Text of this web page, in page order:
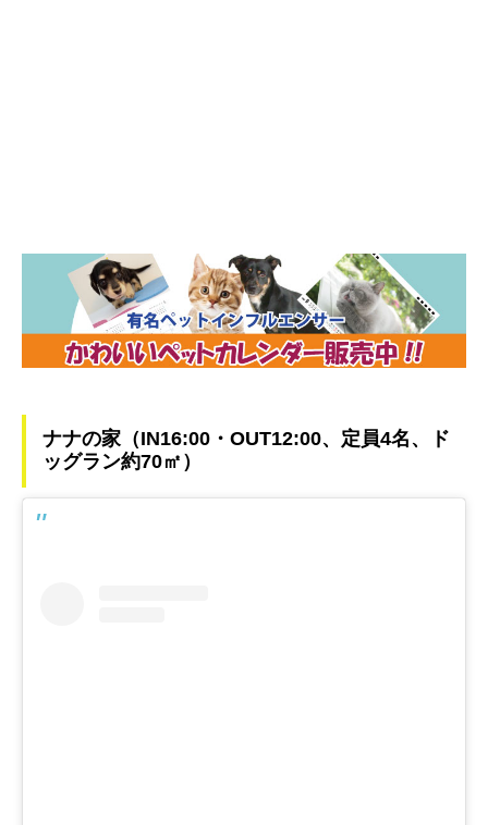
ナナの家（IN16:00・OUT12:00、定員4名、ド
ッグラン約70㎡）